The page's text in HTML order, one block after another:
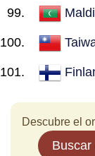
Descubre el
Buscar